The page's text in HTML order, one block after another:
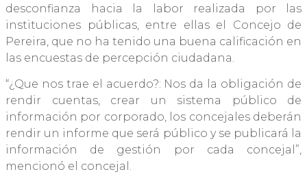
desconfianza hacia la labor realizada por las
instituciones públicas, entre ellas el Concejo de
Pereira, que no ha tenido una buena calificación en
las encuestas de percepción ciudadana.
“¿Que nos trae el acuerdo?: Nos da la obligación de
rendir cuentas, crear un sistema público de
información por corporado, los concejales deberán
rendir un informe que será público y se publicará la
información de gestión por cada concejal”,
mencionó el concejal.